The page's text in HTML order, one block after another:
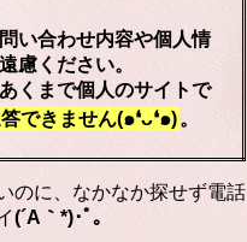
い合わせ内容や個人情
慮ください。
くまで個人のサイトで
できません(๑❛ᴗ❛๑)。
のに、なかなか探せず電話
(´A｀*)･ﾟ｡